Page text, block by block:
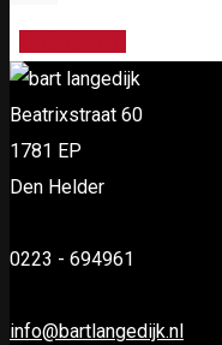
Beatrixstraat 60
1781 EP
Den Helder
0223 - 694961
info@bartlangedijk.nl